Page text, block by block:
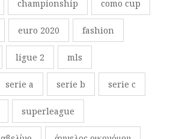
championship como cup
euro 2020 fashion
ligue 2 mls
serie a serie b serie c
superleague